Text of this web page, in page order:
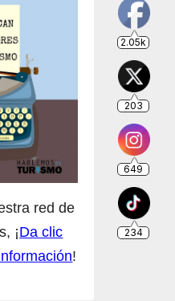
red de
¡Da clic
!